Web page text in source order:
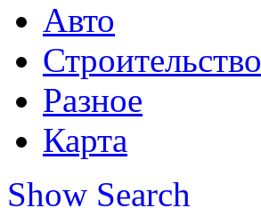
Авто
Строительство
Разное
Карта
Show Search